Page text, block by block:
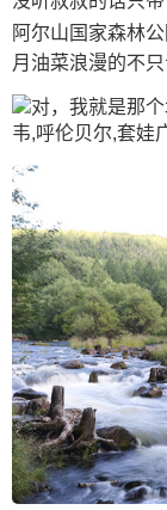
阿尔山国家森林
月油菜浪漫的不